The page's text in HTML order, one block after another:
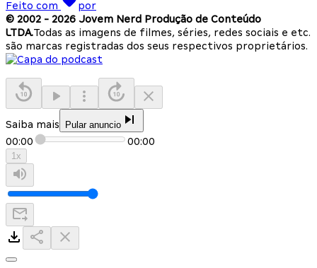
Feito com
por
© 2002 - 2026 Jovem Nerd Produção de Conteúdo
LTDA.Todas as imagens de filmes, séries, redes sociais e etc.
são marcas registradas dos seus respectivos proprietários.
Saiba mais Pular anuncio
00:00 00:00
1x